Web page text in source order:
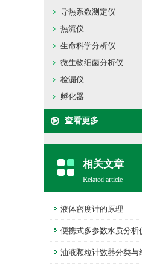
导热系数测定仪
热流仪
生命科学分析仪
微生物细菌分析仪
检漏仪
孵化器
查看更多
相关文章
Related article
液体密度计的原理
便携式多参数水质分析
量范围
油液颗粒计数器分类与